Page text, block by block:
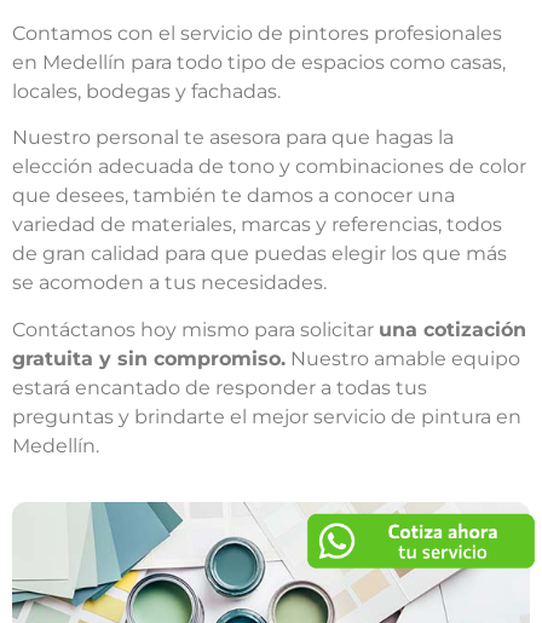
Contamos con el servicio de pintores profesionales
en Medellín para todo tipo de espacios como casas,
locales, bodegas y fachadas.
Nuestro personal te asesora para que hagas la
elección adecuada de tono y combinaciones de color
que desees, también te damos a conocer una
variedad de materiales, marcas y referencias, todos
de gran calidad para que puedas elegir los que más
se acomoden a tus necesidades.
Contáctanos hoy mismo para solicitar una cotización
gratuita y sin compromiso. Nuestro amable equipo
estará encantado de responder a todas tus
preguntas y brindarte el mejor servicio de pintura en
Medellín.